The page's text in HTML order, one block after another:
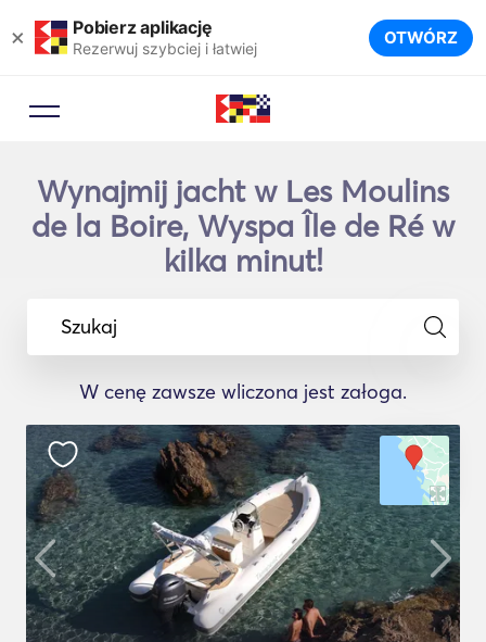
× Pobierz aplikację
Rezerwuj szybciej i łatwiej OTWÓRZ
Wynajmij jacht w Les Moulins
de la Boire, Wyspa Île de Ré w
kilka minut!
Szukaj
W cenę zawsze wliczona jest załoga.